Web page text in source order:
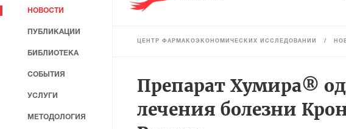
ЦЕНТР ФАРМАКОЭКОНОМИЧЕСКИХ ИССЛЕДОВАНИЙ /
Препарат Хумира®
лечения болезни
НОВОСТИ
ПУБЛИКАЦИИ
БИБЛИОТЕКА
СОБЫТИЯ
УСЛУГИ
МЕТОДОЛОГИЯ